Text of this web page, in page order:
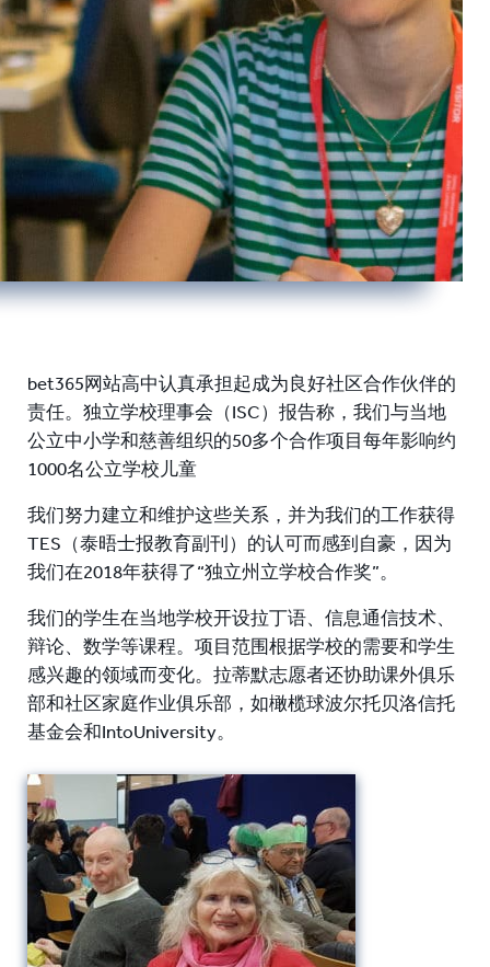
bet365网站高中认真承担起成为良好社区合作伙伴的
责任。独立学校理事会（ISC）报告称，我们与当地
公立中小学和慈善组织的50多个合作项目每年影响约
1000名公立学校儿童
我们努力建立和维护这些关系，并为我们的工作获得
TES（泰晤士报教育副刊）的认可而感到自豪，因为
我们在2018年获得了“独立州立学校合作奖”。
我们的学生在当地学校开设拉丁语、信息通信技术、
辩论、数学等课程。 项目范围根据学校的需要和学生
感兴趣的领域而变化。 拉蒂默志愿者还协助课外俱乐
部和社区家庭作业俱乐部，如橄榄球波尔托贝洛信托
基金会和IntoUniversity。